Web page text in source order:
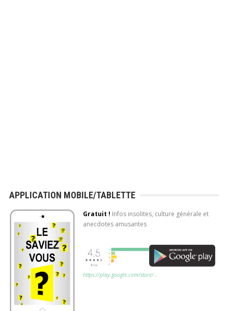
APPLICATION MOBILE/TABLETTE
Gratuit ! Infos insolites, culture générale et
anecdotes amusantes
https://play.google.com/store/…